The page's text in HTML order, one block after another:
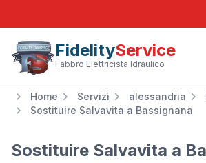
FidelityService
Fabbro Elettricista Idraulico
Home Servizi alessandria
Sostituire Salvavita a Bassignana
Sostituire Salvavita a